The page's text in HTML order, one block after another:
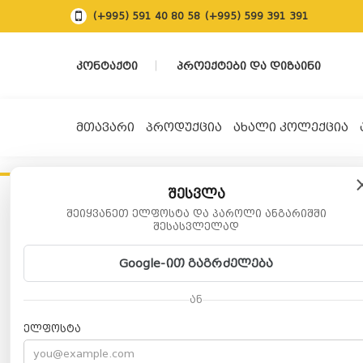
(+995) 591 40 80 58 (+995) 599 391 391
ᲙᲝᲜᲢᲐᲥᲢᲘ ᲞᲠᲝᲔᲥᲢᲔᲑᲘ ᲓᲐ ᲓᲘᲖᲐᲘᲜᲘ
ᲛᲗᲐᲕᲐᲠᲘ ᲞᲠᲝᲓᲣᲥᲪᲘᲐ ᲐᲮᲐᲚᲘ ᲙᲝᲚᲔᲥᲪᲘᲐ
რეგისტრაცია
შესვლა
შეიყვანეთ ელფოსტა და პაროლი ანგარიშში
შესასვლელად
Google-ით გაგრძელება
ან
ელფოსტა
order@tl.ge